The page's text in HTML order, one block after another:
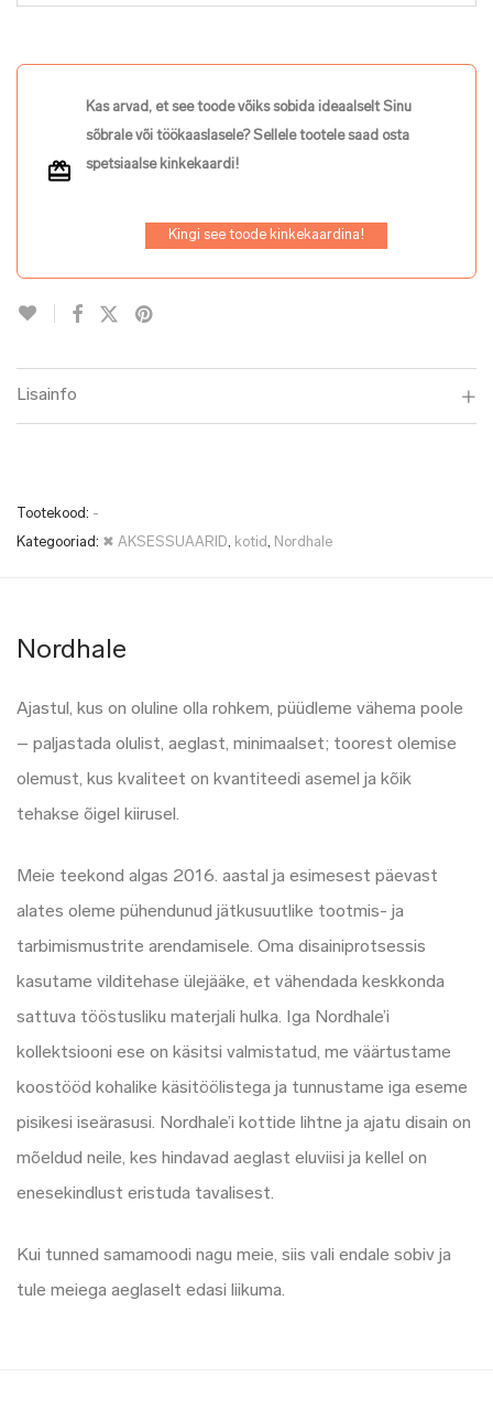
Kas arvad, et see toode võiks sobida ideaalselt Sinu
sõbrale või töökaaslasele? Sellele tootele saad osta
spetsiaalse kinkekaardi!
Kingi see toode kinkekaardina!
Lisainfo
Tootekood: -
Kategooriad: ✖ AKSESSUAARID, kotid, Nordhale
Nordhale
Ajastul, kus on oluline olla rohkem, püüdleme vähema poole
– paljastada olulist, aeglast, minimaalset; toorest olemise
olemust, kus kvaliteet on kvantiteedi asemel ja kõik
tehakse õigel kiirusel.
Meie teekond algas 2016. aastal ja esimesest päevast
alates oleme pühendunud jätkusuutlike tootmis- ja
tarbimismustrite arendamisele. Oma disainiprotsessis
kasutame vilditehase ülejääke, et vähendada keskkonda
sattuva tööstusliku materjali hulka. Iga Nordhale’i
kollektsiooni ese on käsitsi valmistatud, me väärtustame
koostööd kohalike käsitöölistega ja tunnustame iga eseme
pisikesi iseärasusi. Nordhale’i kottide lihtne ja ajatu disain on
mõeldud neile, kes hindavad aeglast eluviisi ja kellel on
enesekindlust eristuda tavalisest.
Kui tunned samamoodi nagu meie, siis vali endale sobiv ja
tule meiega aeglaselt edasi liikuma.